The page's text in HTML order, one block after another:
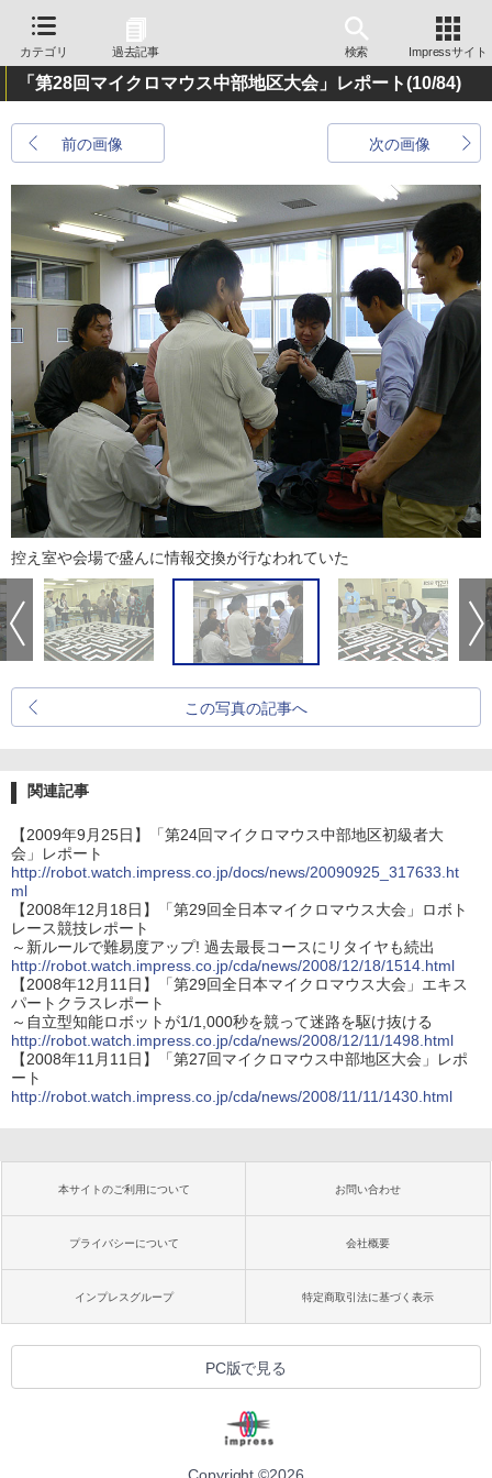
カテゴリ 過去記事 検索 Impressサイト
「第28回マイクロマウス中部地区大会」レポート(10/84)
前の画像 次の画像
控え室や会場で盛んに情報交換が行なわれていた
この写真の記事へ
関連記事
【2009年9月25日】「第24回マイクロマウス中部地区初級者大
会」レポート
http://robot.watch.impress.co.jp/docs/news/20090925_317633.ht
ml
【2008年12月18日】「第29回全日本マイクロマウス大会」ロボト
レース競技レポート
～新ルールで難易度アップ! 過去最長コースにリタイヤも続出
http://robot.watch.impress.co.jp/cda/news/2008/12/18/1514.html
【2008年12月11日】「第29回全日本マイクロマウス大会」エキス
パートクラスレポート
～自立型知能ロボットが1/1,000秒を競って迷路を駆け抜ける
http://robot.watch.impress.co.jp/cda/news/2008/12/11/1498.html
【2008年11月11日】「第27回マイクロマウス中部地区大会」レポ
ート
http://robot.watch.impress.co.jp/cda/news/2008/11/11/1430.html
本サイトのご利用について お問い合わせ
プライバシーについて 会社概要
インプレスグループ 特定商取引法に基づく表示
PC版で見る